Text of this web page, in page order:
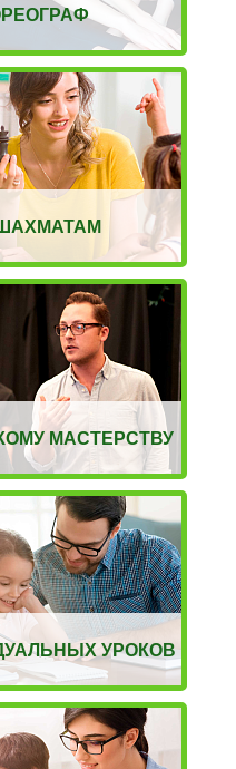
МАСТЕРСТВУ
УРОКОВ